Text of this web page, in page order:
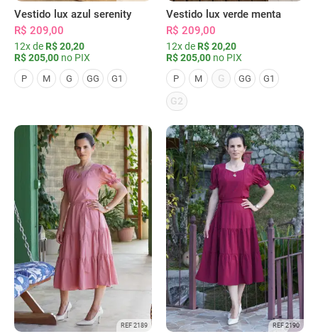
Vestido lux azul serenity
R$ 209,00
12x de R$ 20,20
R$ 205,00 no PIX
P M G GG G1
Vestido lux verde menta
R$ 209,00
12x de R$ 20,20
R$ 205,00 no PIX
P M G GG G1
G2
REF 2189 REF 2190